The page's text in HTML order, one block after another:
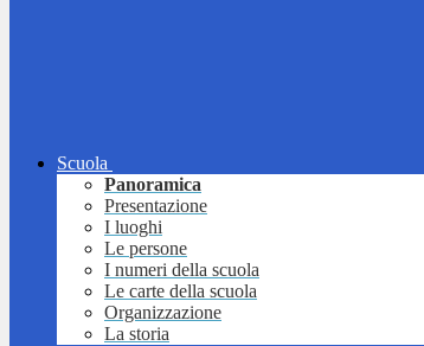
Scuola
Panoramica
Presentazione
I luoghi
Le persone
I numeri della scuola
Le carte della scuola
Organizzazione
La storia